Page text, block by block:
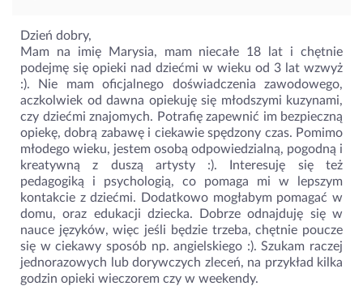
Dzień dobry,
Mam na imię Marysia, mam niecałe 18 lat i chętnie
podejmę się opieki nad dziećmi w wieku od 3 lat wzwyż
:). Nie mam oficjalnego doświadczenia zawodowego,
aczkolwiek od dawna opiekuję się młodszymi kuzynami,
czy dziećmi znajomych. Potrafię zapewnić im bezpieczną
opiekę, dobrą zabawę i ciekawie spędzony czas. Pomimo
młodego wieku, jestem osobą odpowiedzialną, pogodną i
kreatywną z duszą artysty :). Interesuję się też
pedagogiką i psychologią, co pomaga mi w lepszym
kontakcie z dziećmi. Dodatkowo mogłabym pomagać w
domu, oraz edukacji dziecka. Dobrze odnajduję się w
nauce języków, więc jeśli będzie trzeba, chętnie poucze
się w ciekawy sposób np. angielskiego :). Szukam raczej
jednorazowych lub dorywczych zleceń, na przykład kilka
godzin opieki wieczorem czy w weekendy.